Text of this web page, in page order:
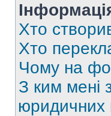
Хто
Хто
Чому на
З ким мені
юридичних